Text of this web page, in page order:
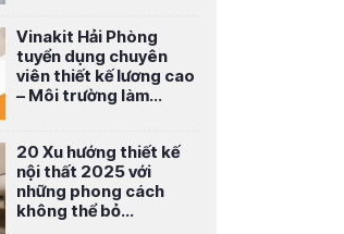
Vinakit Hải Phòng
tuyển dụng chuyên
viên thiết kế lương cao
– Môi trường làm...
20 Xu hướng thiết kế
nội thất 2025 với
những phong cách
không thể bỏ...